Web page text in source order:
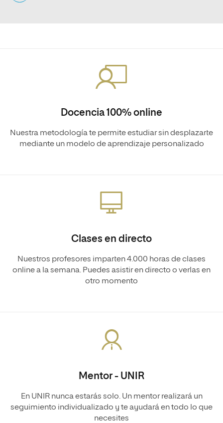
Docencia 100% online
Nuestra metodología te permite estudiar sin desplazarte
mediante un modelo de aprendizaje personalizado
Clases en directo
Nuestros profesores imparten 4.000 horas de clases
online a la semana. Puedes asistir en directo o verlas en
otro momento
Mentor - UNIR
En UNIR nunca estarás solo. Un mentor realizará un
seguimiento individualizado y te ayudará en todo lo que
necesites